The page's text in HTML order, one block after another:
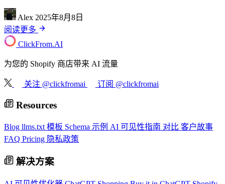
Alex 2025年8月8日
阅读更多
ClickFrom.AI
为您的 Shopify 商店带来 AI 流量
关注 @clickfromai 订阅 @clickfromai
Resources
Blog llms.txt 模板 Schema 示例 AI 可见性指南 对比 客户故事
FAQ Pricing 隐私政策
解决方案